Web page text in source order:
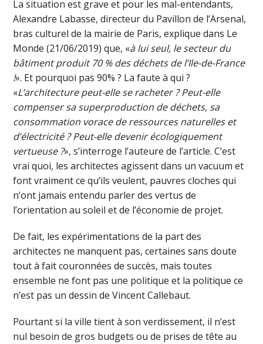
La situation est grave et pour les mal-entendants,
Alexandre Labasse, directeur du Pavillon de l’Arsenal,
bras culturel de la mairie de Paris, explique dans Le
Monde (21/06/2019) que, «à lui seul, le secteur du
bâtiment produit 70 % des déchets de l’Ile-de-France
!». Et pourquoi pas 90% ? La faute à qui ?
«L’architecture peut-elle se racheter ? Peut-elle
compenser sa superproduction de déchets, sa
consommation vorace de ressources naturelles et
d’électricité ? Peut-elle devenir écologiquement
vertueuse ?», s’interroge l’auteure de l’article. C’est
vrai quoi, les architectes agissent dans un vacuum et
font vraiment ce qu’ils veulent, pauvres cloches qui
n’ont jamais entendu parler des vertus de
l’orientation au soleil et de l’économie de projet.
De fait, les expérimentations de la part des
architectes ne manquent pas, certaines sans doute
tout à fait couronnées de succès, mais toutes
ensemble ne font pas une politique et la politique ce
n’est pas un dessin de Vincent Callebaut.
Pourtant si la ville tient à son verdissement, il n’est
nul besoin de gros budgets ou de prises de tête au